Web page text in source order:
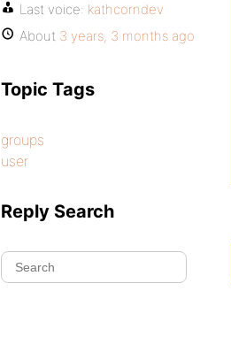
Last voice: kathcorndev
About 3 years, 3 months ago
Topic Tags
groups
user
Reply Search